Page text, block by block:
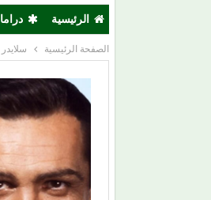
الرئيسية دراما
الصفحة الرئيسية سلايدر